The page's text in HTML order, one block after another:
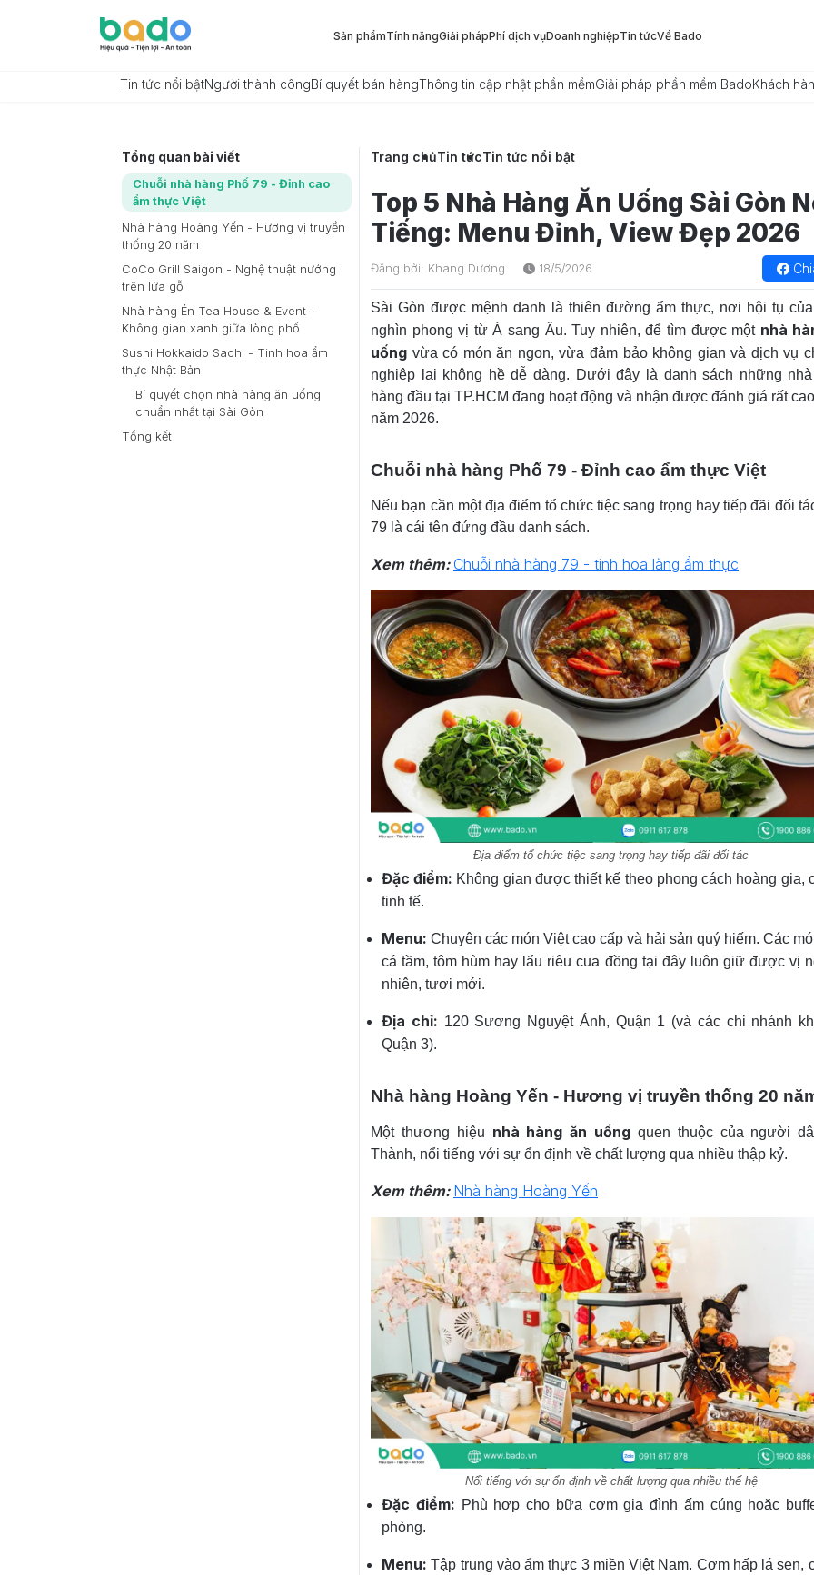
Sản phẩmTính năngGiải phápPhí dịch vụDoanh nghiệpTin tứcVề Bado
Tin tức nổi bậtNgười thành côngBí quyết bán hàngThông tin cập nhật phần mềmGiải pháp phần mềm BadoKhách
Tổng quan bài viết
Chuỗi nhà hàng Phố 79 - Đỉnh cao
ẩm thực Việt
Nhà hàng Hoàng Yến - Hương vị truyền
thống 20 năm
CoCo Grill Saigon - Nghệ thuật nướng
trên lửa gỗ
Nhà hàng Én Tea House & Event -
Không gian xanh giữa lòng phố
Sushi Hokkaido Sachi - Tinh hoa ẩm
thực Nhật Bản
Bí quyết chọn nhà hàng ăn uống
chuẩn nhất tại Sài Gòn
Tổng kết
Trang chủTin tứcTin tức nổi bật
Top 5 Nhà Hàng Ăn Uống Sài Gòn
Tiếng: Menu Đỉnh, View Đẹp 2026
Đăng bởi: Khang Dương 18/5/2026
Sài Gòn được mệnh danh là thiên đường ẩm thực, nơi hội tụ
nghìn phong vị từ Á sang Âu. Tuy nhiên, để tìm được một nhà
uống vừa có món ăn ngon, vừa đảm bảo không gian và dịch vụ
nghiệp lại không hề dễ dàng. Dưới đây là danh sách những
hàng đầu tại TP.HCM đang hoạt động và nhận được đánh giá rất
năm 2026.
Chuỗi nhà hàng Phố 79 - Đỉnh cao ẩm thực Việt
Nếu bạn cần một địa điểm tổ chức tiệc sang trọng hay tiếp đãi đối
79 là cái tên đứng đầu danh sách.
Xem thêm: Chuỗi nhà hàng 79 - tinh hoa làng ẩm thực
Địa điểm tổ chức tiệc sang trọng hay tiếp đãi đối tác
Đặc điểm: Không gian được thiết kế theo phong cách hoàng gia,
tinh tế.
Menu: Chuyên các món Việt cao cấp và hải sản quý hiếm. Các
cá tầm, tôm hùm hay lẩu riêu cua đồng tại đây luôn giữ được vị
nhiên, tươi mới.
Địa chỉ: 120 Sương Nguyệt Ánh, Quận 1 (và các chi nhánh
Quận 3).
Nhà hàng Hoàng Yến - Hương vị truyền thống 20
Một thương hiệu nhà hàng ăn uống quen thuộc của người
Thành, nổi tiếng với sự ổn định về chất lượng qua nhiều thập kỷ.
Xem thêm: Nhà hàng Hoàng Yến
Nổi tiếng với sự ổn định về chất lượng qua nhiều thế hệ
Đặc điểm: Phù hợp cho bữa cơm gia đình ấm cúng hoặc
phòng.
Menu: Tập trung vào ẩm thực 3 miền Việt Nam. Cơm hấp lá sen,